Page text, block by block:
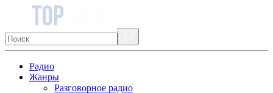
Радио
Жанры
Разговорное радио